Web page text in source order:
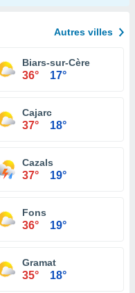
Autres villes
Biars-sur-Cère
36° 17°
Cajarc
37° 18°
Cazals
37° 19°
Fons
36° 19°
Gramat
35° 18°